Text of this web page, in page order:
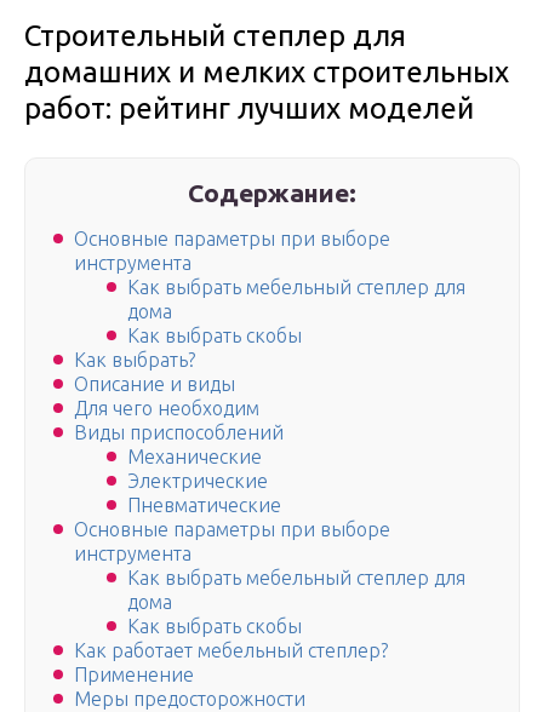
Строительный степлер для
домашних и мелких строительных
работ: рейтинг лучших моделей
Содержание:
Основные параметры при выборе
инструмента
Как выбрать мебельный степлер для
дома
Как выбрать скобы
Как выбрать?
Описание и виды
Для чего необходим
Виды приспособлений
Механические
Электрические
Пневматические
Основные параметры при выборе
инструмента
Как выбрать мебельный степлер для
дома
Как выбрать скобы
Как работает мебельный степлер?
Применение
Меры предосторожности